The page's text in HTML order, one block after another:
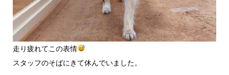
走り疲れてこの表情
スタッフのそばにきて休んでいました。